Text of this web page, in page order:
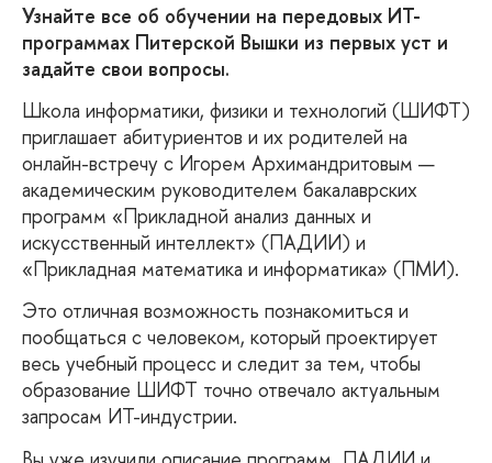
Узнайте все об обучении на передовых ИТ-
программах Питерской Вышки из первых уст и
задайте свои вопросы.
Школа информатики, физики и технологий (ШИФТ)
приглашает абитуриентов и их родителей на
онлайн-встречу с Игорем Архимандритовым —
академическим руководителем бакалаврских
программ «Прикладной анализ данных и
искусственный интеллект» (ПАДИИ) и
«Прикладная математика и информатика» (ПМИ).
Это отличная возможность познакомиться и
пообщаться с человеком, который проектирует
есь учебный процесс и следит за тем, чтобы
образование ШИФТ точно отвечало актуальным
запросам ИТ-индустрии.